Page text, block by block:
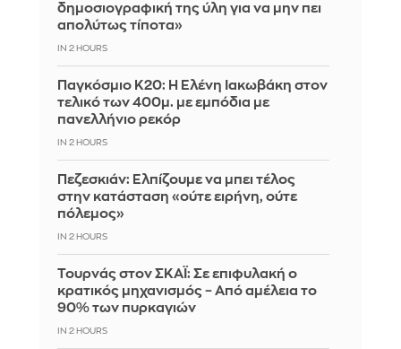
δημοσιογραφική της ύλη για να μην πει
απολύτως τίποτα»
IN 2 HOURS
Παγκόσμιο Κ20: Η Ελένη Ιακωβάκη στον
τελικό των 400μ. με εμπόδια με
πανελλήνιο ρεκόρ
IN 2 HOURS
Πεζεσκιάν: Ελπίζουμε να μπει τέλος
στην κατάσταση «ούτε ειρήνη, ούτε
πόλεμος»
IN 2 HOURS
Τουρνάς στον ΣΚΑΪ: Σε επιφυλακή ο
κρατικός μηχανισμός – Από αμέλεια το
90% των πυρκαγιών
IN 2 HOURS